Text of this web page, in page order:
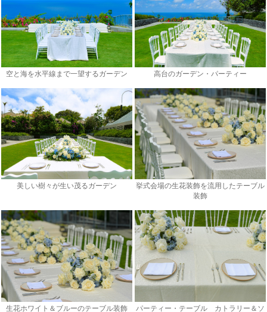
空と海を水平線まで一望するガーデン 高台のガーデン・パーティー
美しい樹々が生い茂るガーデン
挙式会場の生花装飾を流用したテーブル
装飾
生花ホワイト＆ブルーのテーブル装飾
パーティー・テーブル カトラリー＆ソ